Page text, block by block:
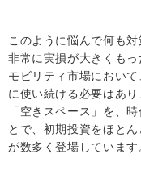
このように悩んで何も
非常に実損が大きくも
モビリティ市場におい
に使い続ける必要はあ
「空きスペース」を、
とで、初期投資をほと
が数多く登場しています